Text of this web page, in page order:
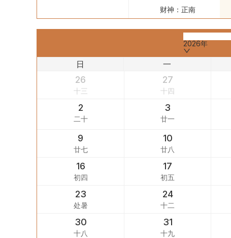
财神：正南
2026年
日 一
26
十三
27
十四
2
二十
3
廿一
9
廿七
10
廿八
16
初四
17
初五
23
处暑
24
十二
30
十八
31
十九